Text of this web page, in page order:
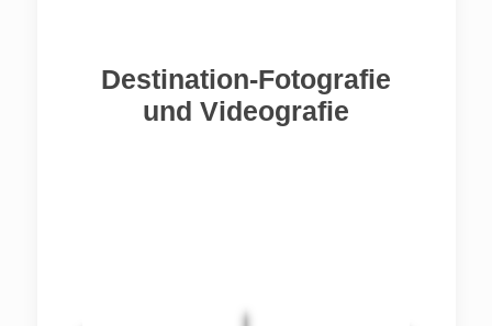
Destination-Fotografie
und Videografie